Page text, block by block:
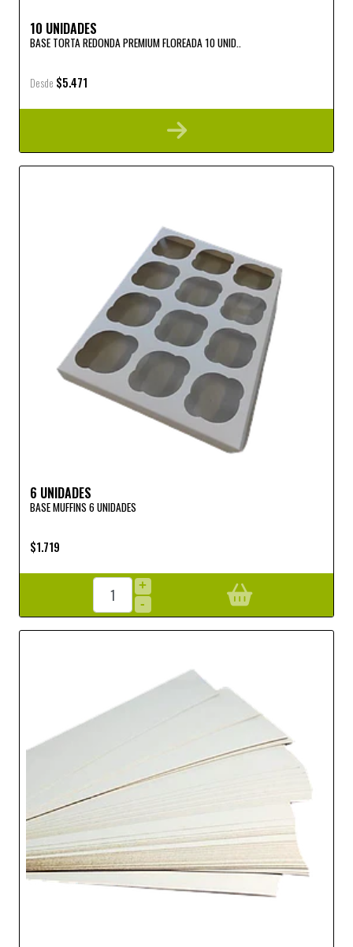
10 UNIDADES
BASE TORTA REDONDA PREMIUM FLOREADA 10 UNID..
Desde $5.471
6 UNIDADES
BASE MUFFINS 6 UNIDADES
$1.719
+
-